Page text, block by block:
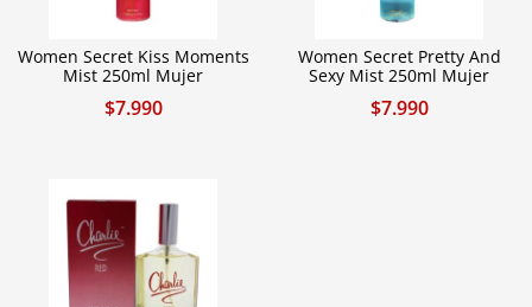
Women Secret Kiss Moments
Mist 250ml Mujer
$7.990
Women Secret Pretty And
Sexy Mist 250ml Mujer
$7.990